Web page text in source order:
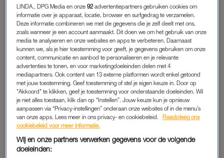
daar nu ingevuld door een vrouw. Dat blijkt uit onderzoek van
BNR.
TOPAMBTENAAR
De gemeenten geven hiermee het goede voorbeeld aan
beursgenoteerde bedrijven, die sinds de jaarwisseling aan een
wettelijk vrouwenquotummoeten voldoen.
De raad van commissarissen van Nederlandse
beursgenoteerde bedrijven moet nu voor minimaal een derde
Slaagt een bedrijf er niet in een vrouw voor een vacature in de
LINDA., DPG Media en onze92 advertentiepartners gebruiken cookies om
informatie over je apparaat, locatie, browser en surfgedrag te verzamelen.
Deze informatie combineren we met de gegevens die je zelf deelt met ons,
zoals wanneer je een account aanmaakt. Dit doen we om het gebruik van onze
media te analyseren en onze websites en apps te verbeteren. Daarnaast
kunnen we, als je hier toestemming voor geeft, je gegevens gebruiken om onze
content, communicatie en aanbod te personaliseren en je relevante
advertenties te tonen, en voor marketingdoeleinden delen met 4
mediapartners. Ook content van 13 externe platformen wordt enkel getoond
met jouw toestemming. Geef toestemming of stel je eigen keuze in. Door op
"Akkoord" te klikken, geef je toestemming voor onderstaande doeleinden. Wil
je niet alles toestaan, klik dan op “Instellen”. Jouw keuze kun je opnieuw
aanpassen via “Privacy-instellingen” onderaan onze websites of in de menu’s
van onze apps. Lees meer in ons privacy- en cookiebeleid.
Raadpleeg ons
cookiebeleid voor meer informatie.
Wij en onze partners verwerken gegevens voor de volgende
doeleinden: